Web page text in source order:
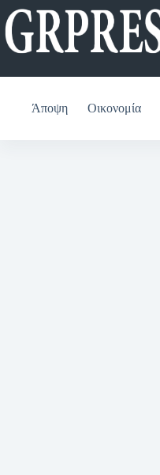
Μετάβαση
στο
περιεχόμενο
Άποψη Οικονομία